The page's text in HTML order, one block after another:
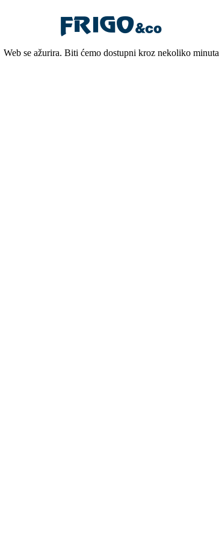
Web se ažurira. Biti ćemo dostupni kroz nekoliko minuta